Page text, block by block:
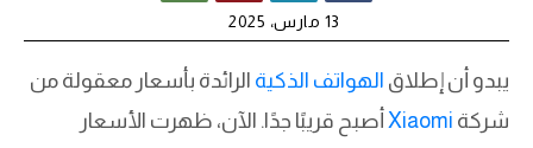
13 مارس، 2025
يبدو أن إطلاق الهواتف الذكية الرائدة بأسعار معقولة من
شركة Xiaomi أصبح قريبًا جدًا. الآن، ظهرت الأسعار